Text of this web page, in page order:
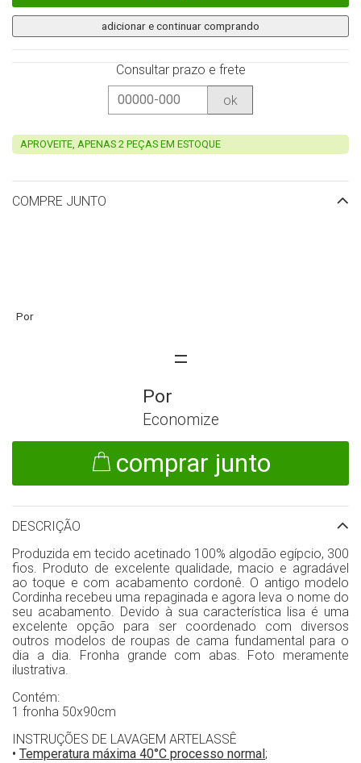
adicionar e continuar comprando
Consultar prazo e frete
ok
APROVEITE, APENAS 2 PEÇAS EM ESTOQUE
COMPRE JUNTO
Economize
comprar junto
DESCRIÇÃO
Produzida em tecido acetinado 100% algodão egípcio, 300
fios. Produto de excelente qualidade, macio e agradável
ao toque e com acabamento cordonê. O antigo modelo
Cordinha recebeu uma repaginada e agora leva o nome do
seu acabamento. Devido à sua característica lisa é uma
excelente opção para ser coordenado com diversos
outros modelos de roupas de cama fundamental para o
dia a dia. Fronha grande com abas. Foto meramente
ilustrativa.
Contém:
1 fronha 50x90cm
INSTRUÇÕES DE LAVAGEM ARTELASSÊ
• Temperatura máxima 40°C processo normal;